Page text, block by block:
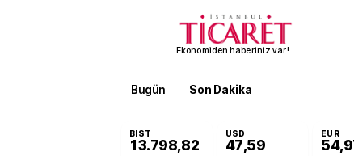
Ekonomiden haberiniz var!
Bugün Son Dakika
BIST
13.798,82
USD
47,59
EUR